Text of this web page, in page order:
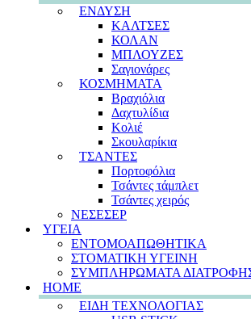
ΕΝΔΥΣΗ
ΚΑΛΤΣΕΣ
ΚΟΛΑΝ
ΜΠΛΟΥΖΕΣ
Σαγιονάρες
ΚΟΣΜΗΜΑΤΑ
Βραχιόλια
Δαχτυλίδια
Κολιέ
Σκουλαρίκια
ΤΣΑΝΤΕΣ
Πορτοφόλια
Τσάντες τάμπλετ
Τσάντες χειρός
ΝΕΣΕΣΕΡ
ΥΓΕΙΑ
ΕΝΤΟΜΟΑΠΩΘΗΤΙΚΑ
ΣΤΟΜΑΤΙΚΗ ΥΓΕΙΝΗ
ΣΥΜΠΛΗΡΩΜΑΤΑ
HOME
ΕΙΔΗ ΤΕΧΝΟΛΟΓΙΑΣ